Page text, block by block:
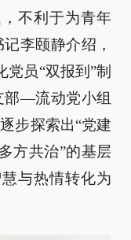
不利于为青年
李颐静介绍，
员“双报到”制
部—流动党小组
步探索出“党建
方共治”的基层
与热情转化为